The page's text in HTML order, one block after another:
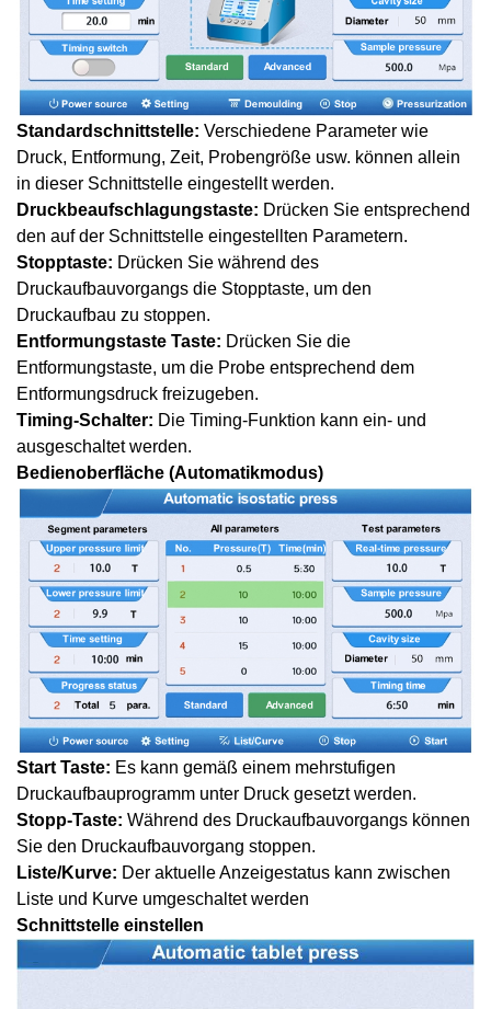
Standardschnittstelle: Verschiedene Parameter wie
Druck, Entformung, Zeit, Probengröße usw. können allein
in dieser Schnittstelle eingestellt werden.
Druckbeaufschlagungstaste: Drücken Sie entsprechend
den auf der Schnittstelle eingestellten Parametern.
Stopptaste: Drücken Sie während des
Druckaufbauvorgangs die Stopptaste, um den
Druckaufbau zu stoppen.
Entformungstaste Taste: Drücken Sie die
Entformungstaste, um die Probe entsprechend dem
Entformungsdruck freizugeben.
Timing-Schalter: Die Timing-Funktion kann ein- und
ausgeschaltet werden.
Bedienoberfläche (Automatikmodus)
Start Taste: Es kann gemäß einem mehrstufigen
Druckaufbauprogramm unter Druck gesetzt werden.
Stopp-Taste: Während des Druckaufbauvorgangs können
Sie den Druckaufbauvorgang stoppen.
Liste/Kurve: Der aktuelle Anzeigestatus kann zwischen
Liste und Kurve umgeschaltet werden
Schnittstelle einstellen